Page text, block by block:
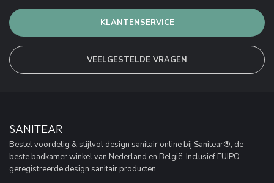
KLANTENSERVICE
VEELGESTELDE VRAGEN
SANITEAR
Bestel voordelig & stijlvol design sanitair online bij Sanitear®, de
beste badkamer winkel van Nederland en België. Inclusief EUIPO
geregistreerde design sanitair producten.